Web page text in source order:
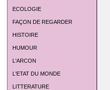
ECOLOGIE
FAÇON DE REGARDER
HISTOIRE
HUMOUR
L'ARCON
L'ETAT DU MONDE
LITTERATURE